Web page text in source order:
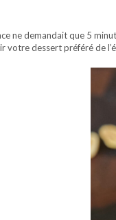
ne demandait que 5
votre dessert préféré de